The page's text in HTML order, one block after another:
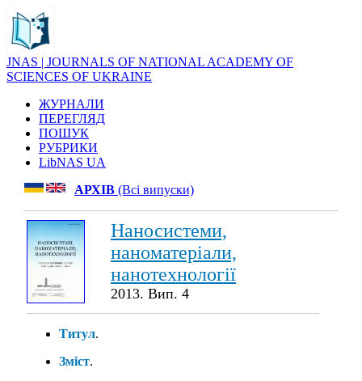
JNAS | JOURNALS OF NATIONAL ACADEMY OF
SCIENCES OF UKRAINE
ЖУРНАЛИ
ПЕРЕГЛЯД
ПОШУК
РУБРИКИ
LibNAS UA
АРХІВ (Всі випуски)
Наносистеми,
наноматеріали,
нанотехнології
2013. Вип. 4
Титул.
Зміст.